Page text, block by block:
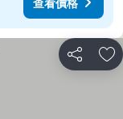
分享 加